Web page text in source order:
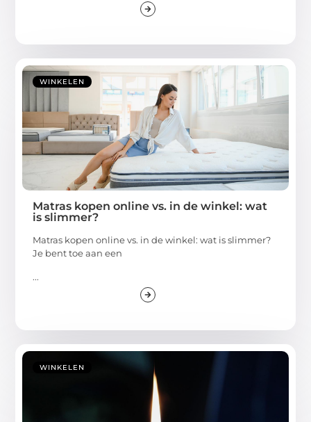
WINKELEN
Matras kopen online vs. in de winkel: wat
is slimmer?
Matras kopen online vs. in de winkel: wat is slimmer?
Je bent toe aan een
...
WINKELEN